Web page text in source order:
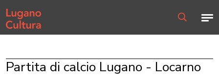
Home page
Partita di calcio Lugano - Locarno